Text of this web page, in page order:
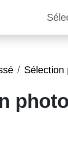
Sélection